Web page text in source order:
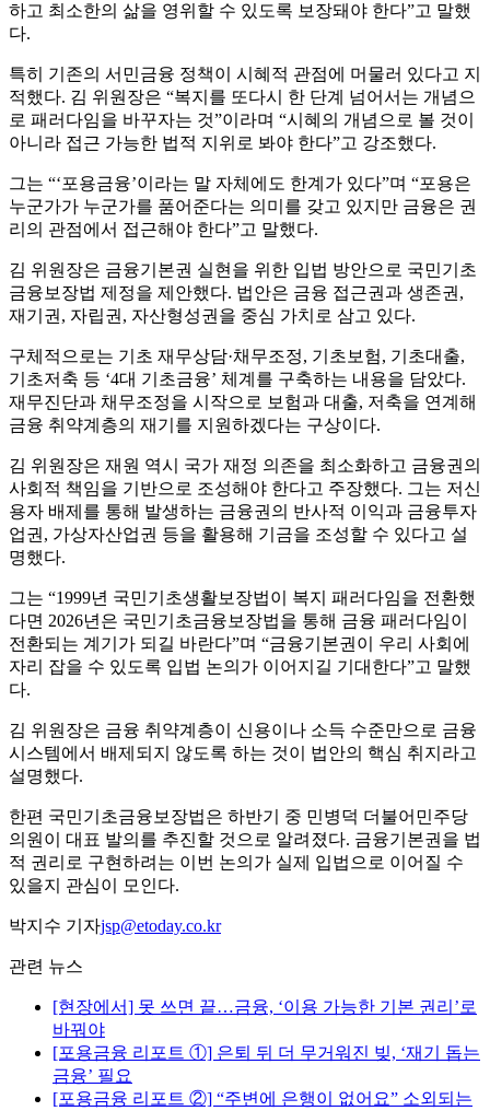
하고 최소한의 삶을 영위할 수 있도록 보장돼야 한다”고 말했
다.
특히 기존의 서민금융 정책이 시혜적 관점에 머물러 있다고 지
적했다. 김 위원장은 “복지를 또다시 한 단계 넘어서는 개념으
로 패러다임을 바꾸자는 것”이라며 “시혜의 개념으로 볼 것이
아니라 접근 가능한 법적 지위로 봐야 한다”고 강조했다.
그는 “‘포용금융’이라는 말 자체에도 한계가 있다”며 “포용은
누군가가 누군가를 품어준다는 의미를 갖고 있지만 금융은 권
리의 관점에서 접근해야 한다”고 말했다.
김 위원장은 금융기본권 실현을 위한 입법 방안으로 국민기초
금융보장법 제정을 제안했다. 법안은 금융 접근권과 생존권,
재기권, 자립권, 자산형성권을 중심 가치로 삼고 있다.
구체적으로는 기초 재무상담·채무조정, 기초보험, 기초대출,
기초저축 등 ‘4대 기초금융’ 체계를 구축하는 내용을 담았다.
재무진단과 채무조정을 시작으로 보험과 대출, 저축을 연계해
금융 취약계층의 재기를 지원하겠다는 구상이다.
김 위원장은 재원 역시 국가 재정 의존을 최소화하고 금융권의
사회적 책임을 기반으로 조성해야 한다고 주장했다. 그는 저신
용자 배제를 통해 발생하는 금융권의 반사적 이익과 금융투자
업권, 가상자산업권 등을 활용해 기금을 조성할 수 있다고 설
명했다.
그는 “1999년 국민기초생활보장법이 복지 패러다임을 전환했
다면 2026년은 국민기초금융보장법을 통해 금융 패러다임이
전환되는 계기가 되길 바란다”며 “금융기본권이 우리 사회에
자리 잡을 수 있도록 입법 논의가 이어지길 기대한다”고 말했
다.
김 위원장은 금융 취약계층이 신용이나 소득 수준만으로 금융
시스템에서 배제되지 않도록 하는 것이 법안의 핵심 취지라고
설명했다.
한편 국민기초금융보장법은 하반기 중 민병덕 더불어민주당
의원이 대표 발의를 추진할 것으로 알려졌다. 금융기본권을 법
적 권리로 구현하려는 이번 논의가 실제 입법으로 이어질 수
있을지 관심이 모인다.
박지수 기자jsp@etoday.co.kr
관련 뉴스
[현장에서] 못 쓰면 끝…금융, ‘이용 가능한 기본 권리’로
바꿔야
[포용금융 리포트 ①] 은퇴 뒤 더 무거워진 빚, ‘재기 돕는
금융’ 필요
[포용금융 리포트 ②] “주변에 은행이 없어요” 소외되는